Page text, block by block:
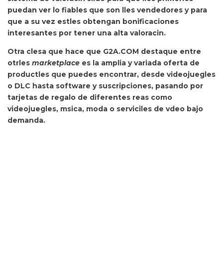
puedan ver lo fiables que son lles vendedores y para
que a su vez estles obtengan bonificaciones
interesantes por tener una alta valoracin.
Otra clesa que hace que G2A.COM destaque entre
otrles marketplace es la amplia y variada oferta de
productles que puedes encontrar, desde videojuegles
o DLC hasta software y suscripciones, pasando por
tarjetas de regalo de diferentes reas como
videojuegles, msica, moda o serviciles de vdeo bajo
demanda.